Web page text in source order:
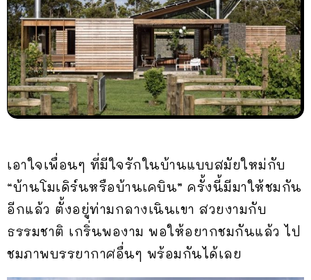
เอาใจเพื่อนๆ ที่มีใจรักในบ้านแบบสมัยใหม่กับ
“บ้านโมเดิร์นหรือบ้านเคบิน” ครั้งนี้มีมาให้ชมกัน
อีกแล้ว ตั้งอยู่ท่ามกลางเนินเขา สวยงามกับ
ธรรมชาติ เกริ่นพองาม พอให้อยากชมกันแล้ว ไป
ชมภาพบรรยากาศอื่นๆ พร้อมกันได้เลย